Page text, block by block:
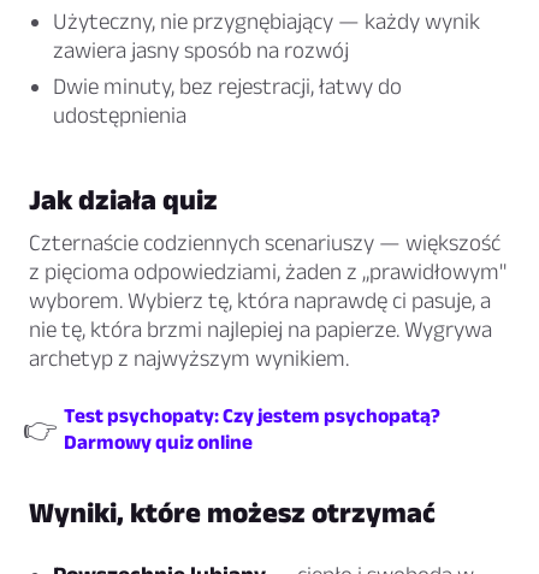
Użyteczny, nie przygnębiający — każdy wynik
zawiera jasny sposób na rozwój
Dwie minuty, bez rejestracji, łatwy do
udostępnienia
Jak działa quiz
Czternaście codziennych scenariuszy — większość
z pięcioma odpowiedziami, żaden z „prawidłowym"
wyborem. Wybierz tę, która naprawdę ci pasuje, a
nie tę, która brzmi najlepiej na papierze. Wygrywa
archetyp z najwyższym wynikiem.
👉 Test psychopaty: Czy jestem psychopatą?
Darmowy quiz online
Wyniki, które możesz otrzymać